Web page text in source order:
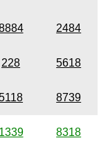
2484
228 5618
8739
1339 8318